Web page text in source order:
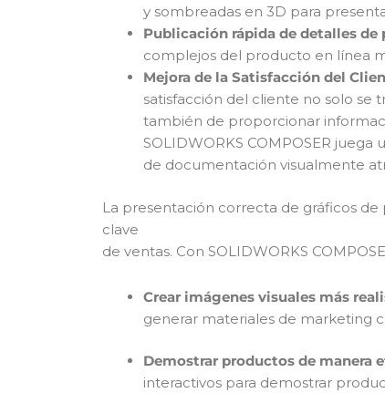
y sombreadas en 3D para
Publicación rápida de detalles de
complejos del producto en línea
Mejora de la Satisfacción del
satisfacción del cliente no solo se
también de proporcionar
SOLIDWORKS COMPOSER
de documentación visualmente
La presentación correcta de gráficos
clave
de ventas. Con SOLIDWORKS
Crear imágenes visuales más
generar materiales de marketing
Demostrar productos de manera
interactivos para demostrar